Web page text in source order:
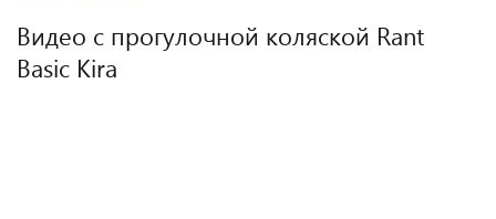
Видео с прогулочной коляской Rant
Basic Kira